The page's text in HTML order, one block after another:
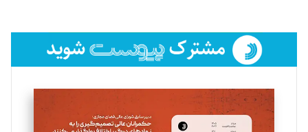
فائزه فتحی رستمی
تحریریه